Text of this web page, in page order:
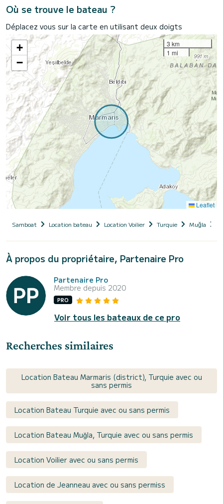
Où se trouve le bateau ?
Déplacez vous sur la carte en utilisant deux doigts
+
−
3 km
1 mi
Leaflet
Samboat Location bateau Location Voilier Turquie Muğla
À propos du propriétaire, Partenaire Pro
Partenaire Pro
Membre depuis 2020
PRO
Voir tous les bateaux de ce pro
Recherches similaires
Location Bateau Marmaris (district), Turquie avec ou
sans permis
Location Bateau Turquie avec ou sans permis
Location Bateau Muğla, Turquie avec ou sans permis
Location Voilier avec ou sans permis
Location de Jeanneau avec ou sans permiss